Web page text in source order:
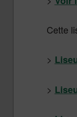
Cette
>
>